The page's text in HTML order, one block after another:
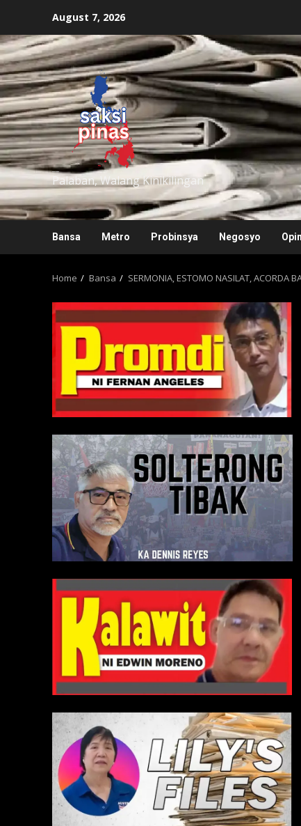
content
August 7, 2026
Palaban, Walang Kinikilingan
Bansa Metro Probinsya Negosyo
Home Bansa SERMONIA, ESTOMO NASILAT, ACORDA